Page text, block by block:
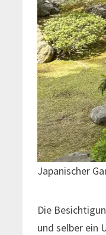
Japanischer
Die
und selber ein